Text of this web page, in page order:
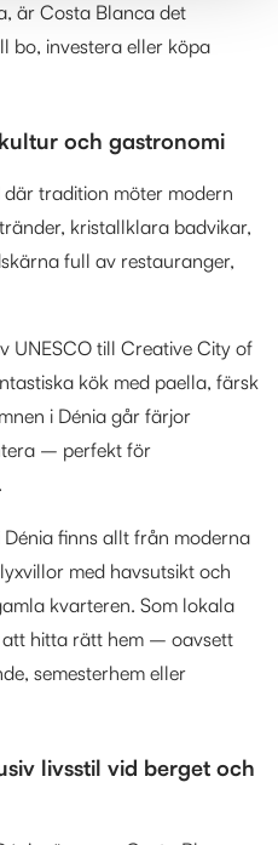
är Costa Blanca det
bo, investera eller köpa
och gastronomi
tradition möter modern
kristallklara badvikar,
full av restauranger,
UNESCO till Creative City of
kök med paella, färsk
i Dénia går färjor
– perfekt för
finns allt från moderna
med havsutsikt och
kvarteren. Som lokala
att hitta rätt hem – oavsett
semesterhem eller
livsstil vid berget och